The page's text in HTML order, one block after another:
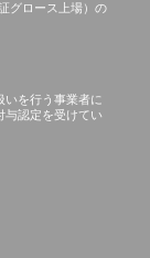
グロース上場）の
いを行う事業者に
与認定を受けてい